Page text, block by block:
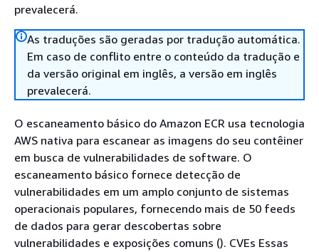
prevalecerá.
As traduções são geradas por tradução automática.
Em caso de conflito entre o conteúdo da tradução e
da versão original em inglês, a versão em inglês
prevalecerá.
O escaneamento básico do Amazon ECR usa tecnologia
AWS nativa para escanear as imagens do seu contêiner
em busca de vulnerabilidades de software. O
escaneamento básico fornece detecção de
vulnerabilidades em um amplo conjunto de sistemas
operacionais populares, fornecendo mais de 50 feeds
de dados para gerar descobertas sobre
vulnerabilidades e exposições comuns (). CVEs Essas